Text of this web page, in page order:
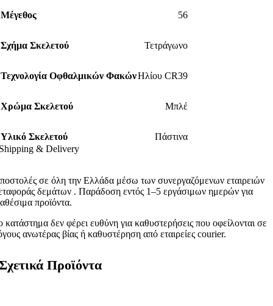
Μέγεθος 56
Σχήμα Σκελετού Τετράγωνο
Τεχνολογία Οφθαλμικών ΦακώνΗλίου CR39
Χρώμα Σκελετού Μπλέ
Υλικό Σκελετού
Πάστινα
& Delivery
σε όλη την Ελλάδα μέσω των συνεργαζόμενων εταιρειών
δεμάτων . Παράδοση εντός 1–5 εργάσιμων ημερών για
προϊόντα.
κατάστημα δεν φέρει ευθύνη για καθυστερήσεις που οφείλονται σε
ανωτέρας βίας ή καθυστέρηση από εταιρείες courier.
Προϊόντα